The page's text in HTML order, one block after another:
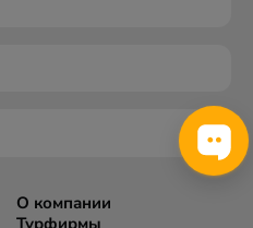
О компании
Турфирмы